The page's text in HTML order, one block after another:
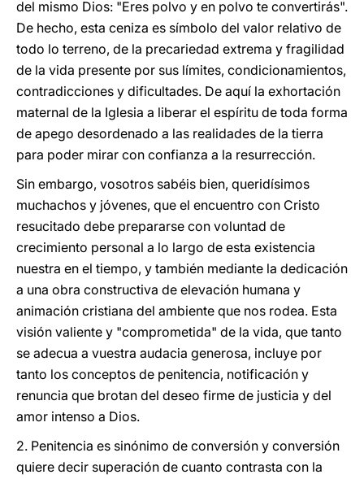
del mismo Dios: "Eres polvo y en polvo te convertirás".
De hecho, esta ceniza es símbolo del valor relativo de
todo lo terreno, de la precariedad extrema y fragilidad
de la vida presente por sus límites, condicionamientos,
contradicciones y dificultades. De aquí la exhortación
maternal de la Iglesia a liberar el espíritu de toda forma
de apego desordenado a las realidades de la tierra
para poder mirar con confianza a la resurrección.
Sin embargo, vosotros sabéis bien, queridísimos
muchachos y jóvenes, que el encuentro con Cristo
resucitado debe prepararse con voluntad de
crecimiento personal a lo largo de esta existencia
nuestra en el tiempo, y también mediante la dedicación
a una obra constructiva de elevación humana y
animación cristiana del ambiente que nos rodea. Esta
visión valiente y "comprometida" de la vida, que tanto
se adecua a vuestra audacia generosa, incluye por
tanto los conceptos de penitencia, notificación y
renuncia que brotan del deseo firme de justicia y del
amor intenso a Dios.
2. Penitencia es sinónimo de conversión y conversión
quiere decir superación de cuanto contrasta con la